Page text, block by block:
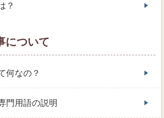
？
について
何なの？
門用語の説明